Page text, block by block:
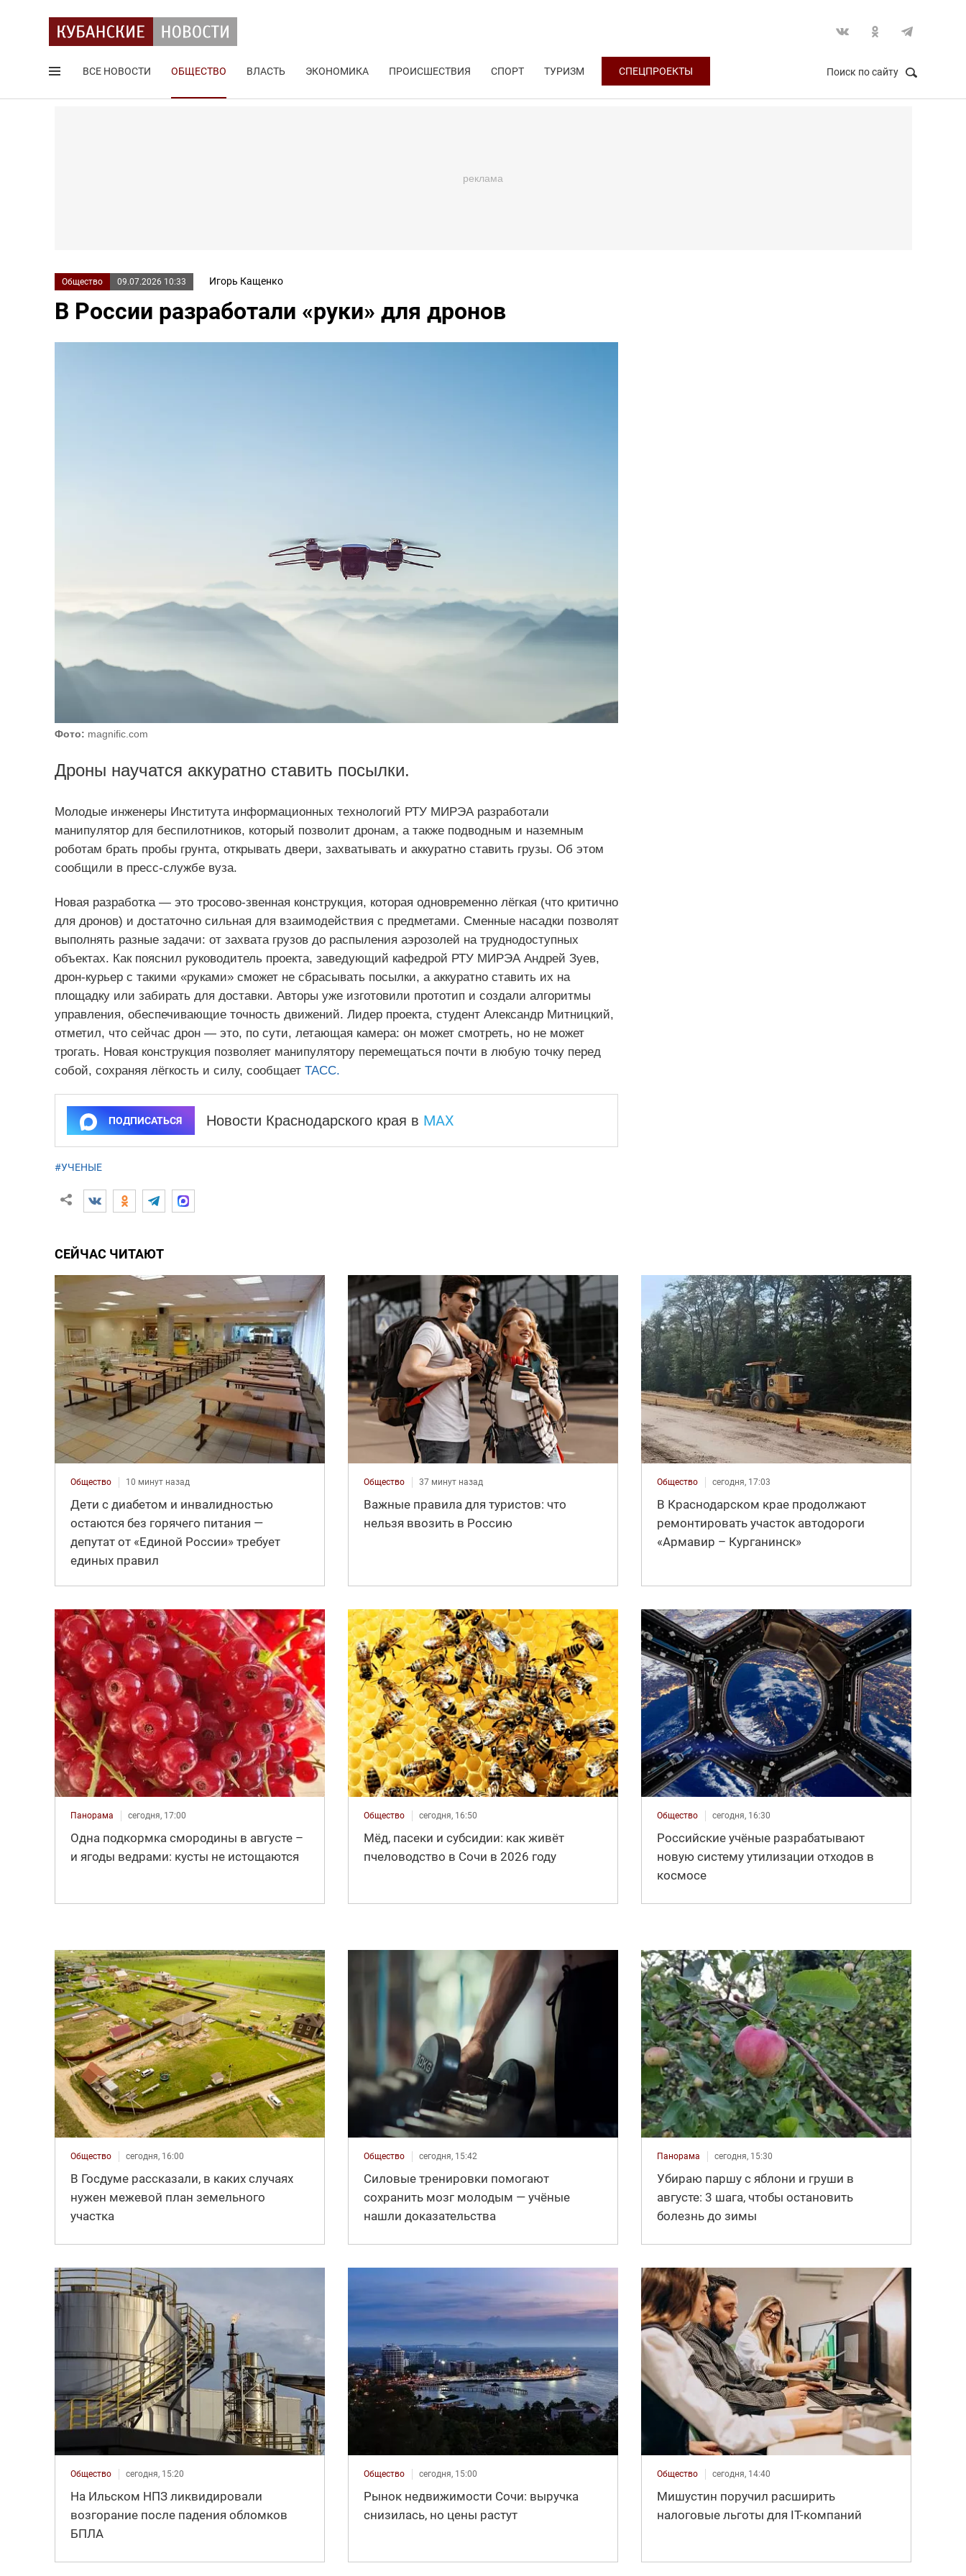
ВСЕ НОВОСТИ ОБЩЕСТВО ВЛАСТЬ ЭКОНОМИКА ПРОИСШЕСТВИЯ СПОРТ ТУРИЗМ СПЕЦПРОЕКТЫ Поиск по сайту
Общество 09.07.2026 10:33 Игорь Кащенко
В России разработали «руки» для дронов
Фото: magnific.com
Дроны научатся аккуратно ставить посылки.
Молодые инженеры Института информационных технологий РТУ МИРЭА разработали
манипулятор для беспилотников, который позволит дронам, а также подводным и наземным
роботам брать пробы грунта, открывать двери, захватывать и аккуратно ставить грузы. Об этом
сообщили в пресс-службе вуза.
Новая разработка — это тросово-звенная конструкция, которая одновременно лёгкая (что критично
для дронов) и достаточно сильная для взаимодействия с предметами. Сменные насадки позволят
выполнять разные задачи: от захвата грузов до распыления аэрозолей на труднодоступных
объектах. Как пояснил руководитель проекта, заведующий кафедрой РТУ МИРЭА Андрей Зуев,
дрон-курьер с такими «руками» сможет не сбрасывать посылки, а аккуратно ставить их на
площадку или забирать для доставки. Авторы уже изготовили прототип и создали алгоритмы
управления, обеспечивающие точность движений. Лидер проекта, студент Александр Митницкий,
отметил, что сейчас дрон — это, по сути, летающая камера: он может смотреть, но не может
трогать. Новая конструкция позволяет манипулятору перемещаться почти в любую точку перед
собой, сохраняя лёгкость и силу, сообщает ТАСС.
ПОДПИСАТЬСЯ Новости Краснодарского края в MAX
#УЧЕНЫЕ
СЕЙЧАС ЧИТАЮТ
Общество 10 минут назад
Дети с диабетом и инвалидностью
остаются без горячего питания —
депутат от «Единой России» требует
единых правил
Общество 37 минут назад
Важные правила для туристов: что
нельзя ввозить в Россию
Общество сегодня, 17:03
В Краснодарском крае продолжают
ремонтировать участок автодороги
«Армавир – Курганинск»
Панорама сегодня, 17:00
Одна подкормка смородины в августе –
и ягоды ведрами: кусты не истощаются
Общество сегодня, 16:50
Мёд, пасеки и субсидии: как живёт
пчеловодство в Сочи в 2026 году
Общество сегодня, 16:30
Российские учёные разрабатывают
новую систему утилизации отходов в
космосе
Общество сегодня, 16:00
В Госдуме рассказали, в каких случаях
нужен межевой план земельного
участка
Общество сегодня, 15:42
Силовые тренировки помогают
сохранить мозг молодым — учёные
нашли доказательства
Панорама сегодня, 15:30
Убираю паршу с яблони и груши в
августе: 3 шага, чтобы остановить
болезнь до зимы
Общество сегодня, 15:20
На Ильском НПЗ ликвидировали
возгорание после падения обломков
БПЛА
Общество сегодня, 15:00
Рынок недвижимости Сочи: выручка
снизилась, но цены растут
Общество сегодня, 14:40
Мишустин поручил расширить
налоговые льготы для IT-компаний